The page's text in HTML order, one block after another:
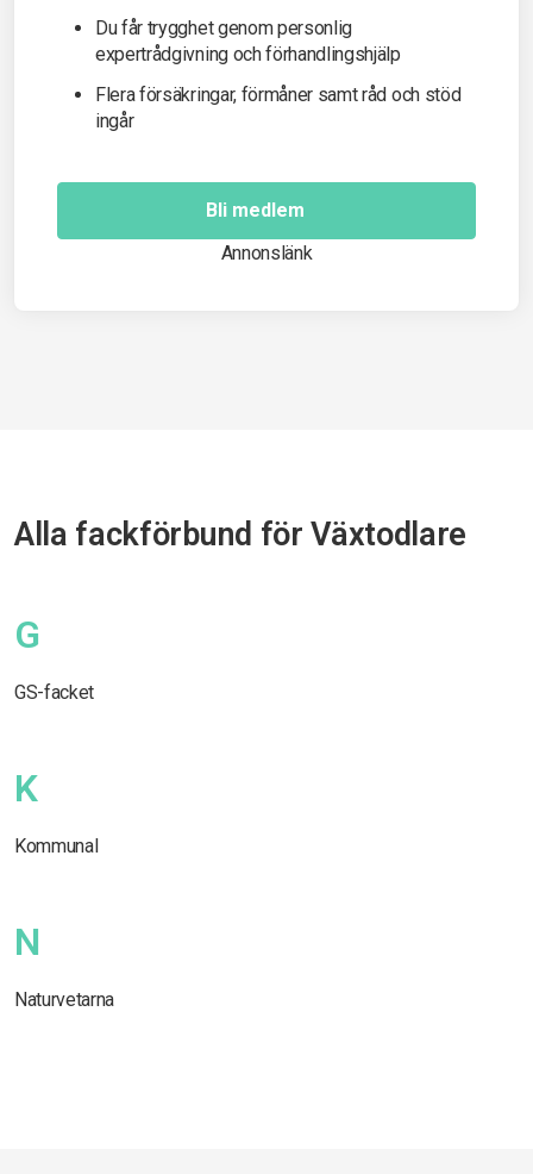
Du får trygghet genom personlig
expertrådgivning och förhandlingshjälp
Flera försäkringar, förmåner samt råd och stöd
ingår
Bli medlem
Annonslänk
Alla fackförbund för Växtodlare
G
GS-facket
K
Kommunal
N
Naturvetarna